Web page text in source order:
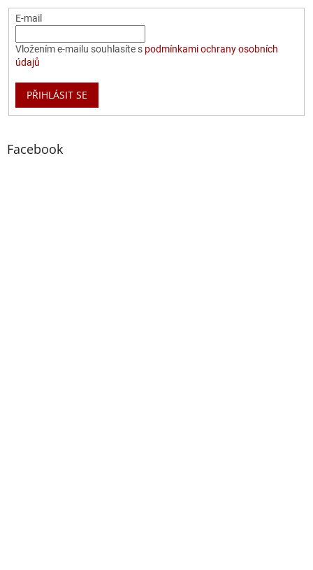
E-mail
Vložením e-mailu souhlasíte s podmínkami ochrany osobních
údajů
PŘIHLÁSIT SE
Facebook